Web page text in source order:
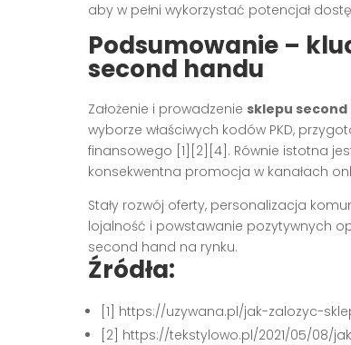
aby w pełni wykorzystać potencjał
Podsumowanie –
second handu
Założenie i prowadzenie sklepu
wyborze właściwych kodów PKD,
finansowego [1][2][4]. Równie istotna
konsekwentna promocja w kanałach
Stały rozwój oferty, personalizacja
lojalność i powstawanie pozytywnych
second hand na rynku.
Źródła:
[1] https://uzywana.pl/jak-zalozyc-
[2] https://tekstylowo.pl/2021/05/08/